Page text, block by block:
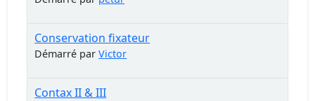
Conservation fixateur
Démarré parVictor
Contax II & III